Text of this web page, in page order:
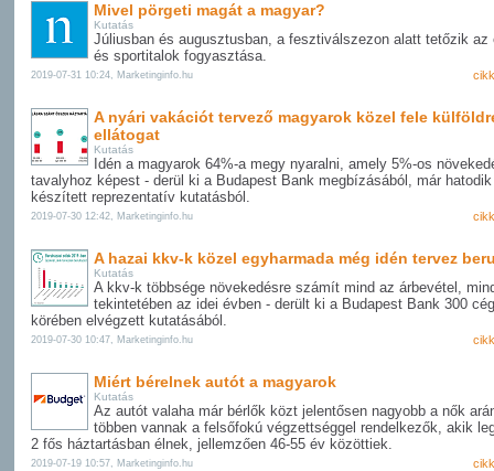
Mivel pörgeti magát a magyar?
Kutatás
Júliusban és augusztusban, a fesztiválszezon alatt tetőzik az
és sportitalok fogyasztása.
2019-07-31 10:24, Marketinginfo.hu
A nyári vakációt tervező magyarok közel fele
ellátogat
Kutatás
Idén a magyarok 64%-a megy nyaralni, amely 5%-os
tavalyhoz képest - derül ki a Budapest Bank megbízásából, már
készített reprezentatív kutatásból.
2019-07-30 12:42, Marketinginfo.hu
A hazai kkv-k közel egyharmada még idén tervez
Kutatás
A kkv-k többsége növekedésre számít mind az árbevétel,
tekintetében az idei évben - derült ki a Budapest Bank 300
körében elvégzett kutatásából.
2019-07-30 10:47, Marketinginfo.hu
Miért bérelnek autót a magyarok
Kutatás
Az autót valaha már bérlők közt jelentősen nagyobb a nők
többen vannak a felsőfokú végzettséggel rendelkezők, akik
2 fős háztartásban élnek, jellemzően 46-55 év közöttiek.
2019-07-19 10:57, Marketinginfo.hu